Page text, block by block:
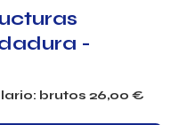
-
brutos 26,00 €